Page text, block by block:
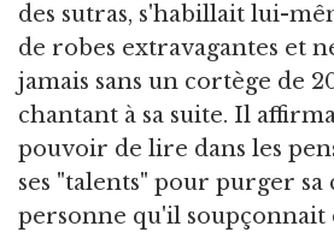
des sutras, s'habillait lui-
de robes extravagantes et
jamais sans un cortège de
chantant à sa suite. Il
pouvoir de lire dans les
ses "talents" pour purger
personne qu'il soupçonnait